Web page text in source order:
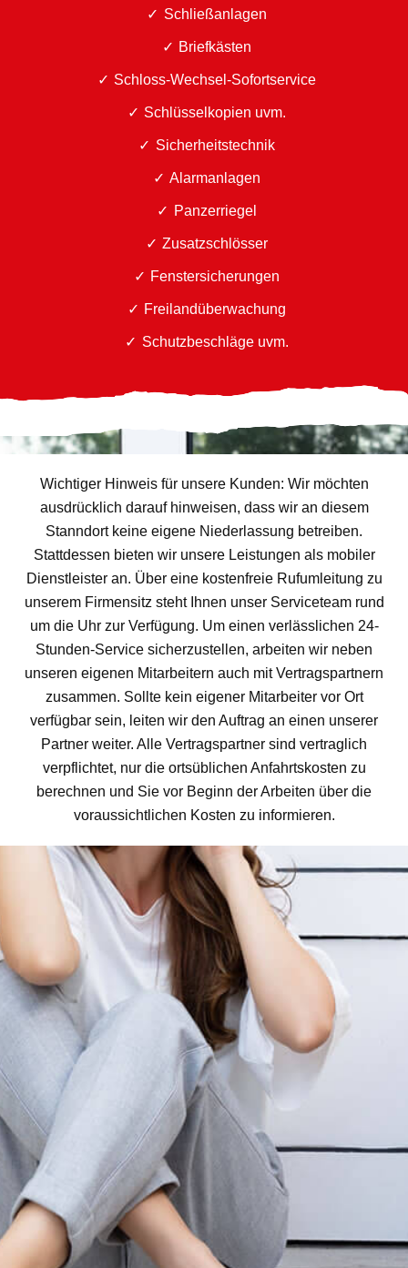
Schließanlagen
Briefkästen
Schloss-Wechsel-Sofortservice
Schlüsselkopien uvm.
Sicherheitstechnik
Alarmanlagen
Panzerriegel
Zusatzschlösser
Fenstersicherungen
Freilandüberwachung
Schutzbeschläge uvm.
Wichtiger Hinweis für unsere Kunden: Wir möchten
ausdrücklich darauf hinweisen, dass wir an diesem
Stanndort keine eigene Niederlassung betreiben.
Stattdessen bieten wir unsere Leistungen als mobiler
Dienstleister an. Über eine kostenfreie Rufumleitung zu
unserem Firmensitz steht Ihnen unser Serviceteam rund
um die Uhr zur Verfügung. Um einen verlässlichen 24-
Stunden-Service sicherzustellen, arbeiten wir neben
unseren eigenen Mitarbeitern auch mit Vertragspartnern
zusammen. Sollte kein eigener Mitarbeiter vor Ort
verfügbar sein, leiten wir den Auftrag an einen unserer
Partner weiter. Alle Vertragspartner sind vertraglich
verpflichtet, nur die ortsüblichen Anfahrtskosten zu
berechnen und Sie vor Beginn der Arbeiten über die
voraussichtlichen Kosten zu informieren.